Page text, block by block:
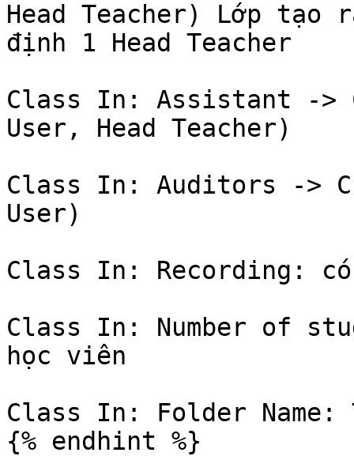
Head Teacher) Lớp tạo
định 1 Head Teacher
Class In: Assistant ->
User, Head Teacher)
Class In: Auditors ->
User)
Class In: Recording:
Class In: Number of
học viên
Class In: Folder Name:
{% endhint %}